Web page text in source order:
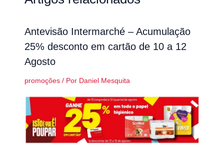
Antevisão Intermarché – Acumulação
25% desconto em cartão de 10 a 12
Agosto
promoções/ Por Daniel Mesquita